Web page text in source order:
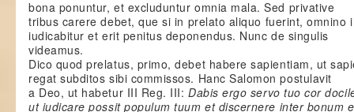
bona ponuntur, et excluduntur omnia mala. Sed privative
tribus carere debet, que si in prelato aliquo fuerint, omnino
iudicabitur et erit penitus deponendus. Nunc de singulis
videamus.
Dico quod prelatus, primo, debet habere sapientiam, ut
regat subditos sibi commissos. Hanc Salomon postulavit
a Deo, ut habetur III Reg. III:Dabis ergo servo tuo cor
ut iudicare possit populum tuum et discernere inter bonum